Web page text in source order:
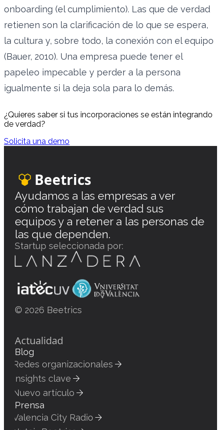
onboarding (el cumplimiento). Las que de verdad
retienen son la clarificación de lo que se espera,
la cultura y, sobre todo, la conexión con el equipo
(Bauer, 2010). Una empresa puede tener el
papeleo impecable y perder a la persona
igualmente si la deja sola para lo demás.
¿Quieres saber si tus incorporaciones se están integrando
de verdad?
Solicita una demo
Beetrics
Ayudamos a las empresas a ver
cómo trabajan de verdad sus
equipos y a retener a las personas de
las que dependen.
Startup seleccionada por:
© 2026 Beetrics
Actualidad
Blog
Redes organizacionales
Insights clave
Nuevo artículo
Prensa
Valencia City Radio